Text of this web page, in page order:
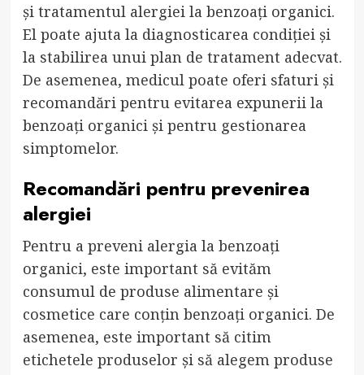
și tratamentul alergiei la benzoați organici.
El poate ajuta la diagnosticarea condiției și
la stabilirea unui plan de tratament adecvat.
De asemenea, medicul poate oferi sfaturi și
recomandări pentru evitarea expunerii la
benzoați organici și pentru gestionarea
simptomelor.
Recomandări pentru prevenirea
alergiei
Pentru a preveni alergia la benzoați
organici, este important să evităm
consumul de produse alimentare și
cosmetice care conțin benzoați organici. De
asemenea, este important să citim
etichetele produselor și să alegem produse